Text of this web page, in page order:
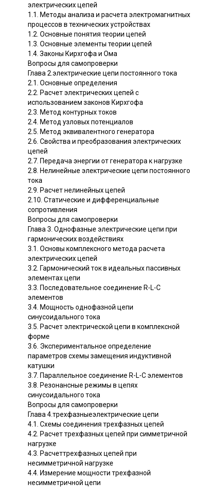
электрических цепей
1.1. Методы анализа и расчета электромагнитных
процессов в технических устройствах
1.2. Основные понятия теории цепей
1.3. Основные элементы теории цепей
1.4. Законы Кирхгофа и Ома
Вопросы для самопроверки
Глава 2.электрические цепи постоянного тока
2.1. Основные определения
2.2. Расчет электрических цепей с
использованием законов Кирхгофа
2.3. Метод контурных токов
2.4. Метод узловых потенциалов
2.5. Метод эквивалентного генератора
2.6. Свойства и преобразования электрических
цепей
2.7. Передача энергии от генератора к нагрузке
2.8. Нелинейные электрические цепи постоянного
тока
2.9. Расчет нелинейных цепей
2.10. Статические и дифференциальные
сопротивления
Вопросы для самопроверки
Глава 3. Однофазные электрические цепи при
гармонических воздействиях
3.1. Основы комплексного метода расчета
электрических цепей
3.2. Гармонический ток в идеальных пассивных
элементах цепи
3.3. Последовательное соединение R-L-C
элементов
3.4. Мощность однофазной цепи
синусоидального тока
3.5. Расчет электрической цепи в комплексной
форме
3.6. Экспериментальное определение
параметров схемы замещения индуктивной
катушки
3.7. Параллельное соединение R-L-C элементов
3.8. Резонансные режимы в цепях
синусоидального тока
Вопросы для самопроверки
Глава 4.трехфазныеэлектрические цепи
4.1. Схемы соединения трехфазных цепей
4.2. Расчет трехфазных цепей при симметричной
нагрузке
4.3. Расчеттрехфазных цепей при
несимметричной нагрузке
4.4. Измерение мощности трехфазной
несимметричной цепи